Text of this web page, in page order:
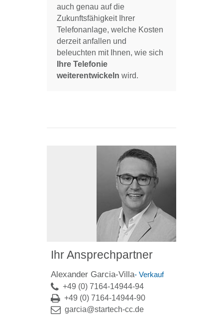
auch genau auf die
Zukunftsfähigkeit Ihrer
Telefonanlage, welche Kosten
derzeit anfallen und
beleuchten mit Ihnen, wie sich
Ihre Telefonie
weiterentwickeln wird.
Ihr Ansprechpartner
Alexander Garcia-Villa- Verkauf
+49 (0) 7164-14944-94
+49 (0) 7164-14944-90
garcia@startech-cc.de